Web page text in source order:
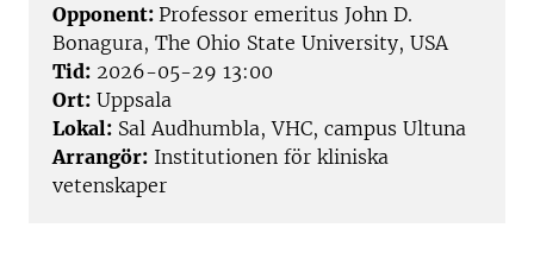
Opponent: Professor emeritus John D.
Bonagura, The Ohio State University, USA
Tid: 2026-05-29 13:00
Ort: Uppsala
Lokal: Sal Audhumbla, VHC, campus Ultuna
Arrangör: Institutionen för kliniska
vetenskaper